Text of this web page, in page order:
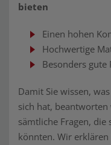
bieten
Einen hohen
Hochwertige
Besonders gute
Damit Sie wissen,
sich hat,
sämtliche Fragen, die
könnten. Wir erklären